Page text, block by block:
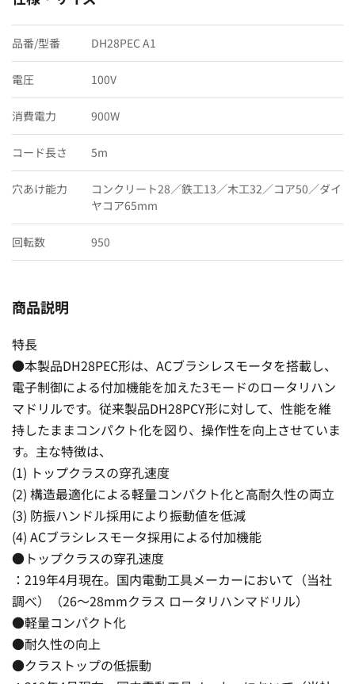
品番/型番 DH28PEC A1
電圧 100V
消費電力 900W
コード長さ 5m
穴あけ能力
コンクリート28／鉄工13／木工32／コア50／ダイ
ヤコア65mm
回転数 950
商品説明
特長
●本製品DH28PEC形は、ACブラシレスモータを搭載し、
電子制御による付加機能を加えた3モードのロータリハン
マドリルです。従来製品DH28PCY形に対して、性能を維
持したままコンパクト化を図り、操作性を向上させていま
す。主な特徴は、
(1) トップクラスの穿孔速度
(2) 構造最適化による軽量コンパクト化と高耐久性の両立
(3) 防振ハンドル採用により振動値を低減
(4) ACブラシレスモータ採用による付加機能
●トップクラスの穿孔速度
：219年4月現在。国内電動工具メーカーにおいて（当社
調べ）（26〜28mmクラス ロータリハンマドリル）
●軽量コンパクト化
●耐久性の向上
●クラストップの低振動